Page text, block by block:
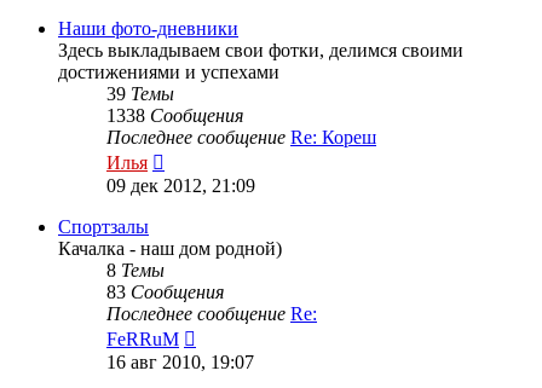
сообщению
Наши фото-дневники
Здесь выкладываем свои фотки, делимся своими
достижениями и успехами
39 Темы
1338 Сообщения
Последнее сообщение Re: Кореш
Илья
к
09 дек 2012, 21:09
Спортзалы
Качалка - наш дом родной)
8 Темы
83 Сообщения
Последнее сообщение Re:
FeRRuM
к
16 авг 2010, 19:07